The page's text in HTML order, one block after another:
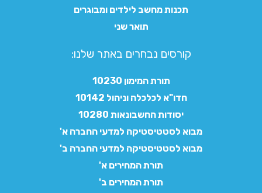
תכנות מחשב לילדים ומבוגרים
תואר שני
קורסים נבחרים באתר שלנו:​
תורת המימון 10230
חדו"א לכלכלה וניהול 10142
יסודות החשבונאות 10280
מבוא לסטטיסטיקה למדעי החברה א'
מבוא לסטטיסטיקה למדעי החברה ב'
תורת המחירים א'
תורת המחירים ב'